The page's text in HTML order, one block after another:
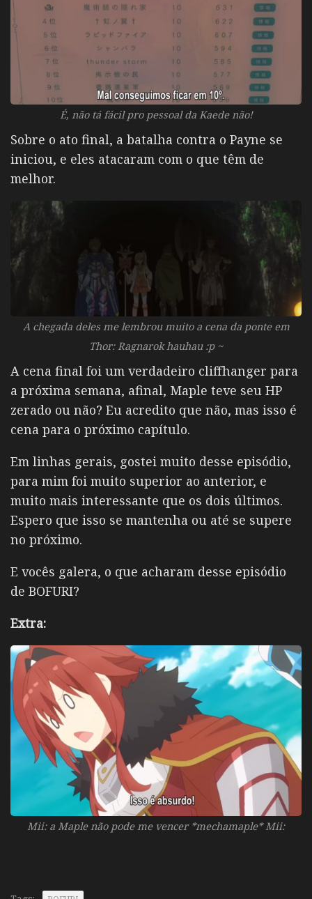
É, não tá fácil pro pessoal da Kaede não!
Sobre o ato final, a batalha contra o Payne se
iniciou, e eles atacaram com o que têm de
melhor.
A chegada deles me lembrou muito a cena da ponte em
Thor: Ragnarok hauhau :p ~
A cena final foi um verdadeiro cliffhanger para
a próxima semana, afinal, Maple teve seu HP
zerado ou não? Eu acredito que não, mas isso é
cena para o próximo capítulo.
Em linhas gerais, gostei muito desse episódio,
para mim foi muito superior ao anterior, e
muito mais interessante que os dois últimos.
Espero que isso se mantenha ou até se supere
no próximo.
E vocês galera, o que acharam desse episódio
de BOFURI?
Extra:
Mii: a Maple não pode me vencer *mechamaple* Mii: